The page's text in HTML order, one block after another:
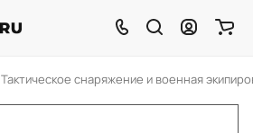
Тактическое снаряжение и военная